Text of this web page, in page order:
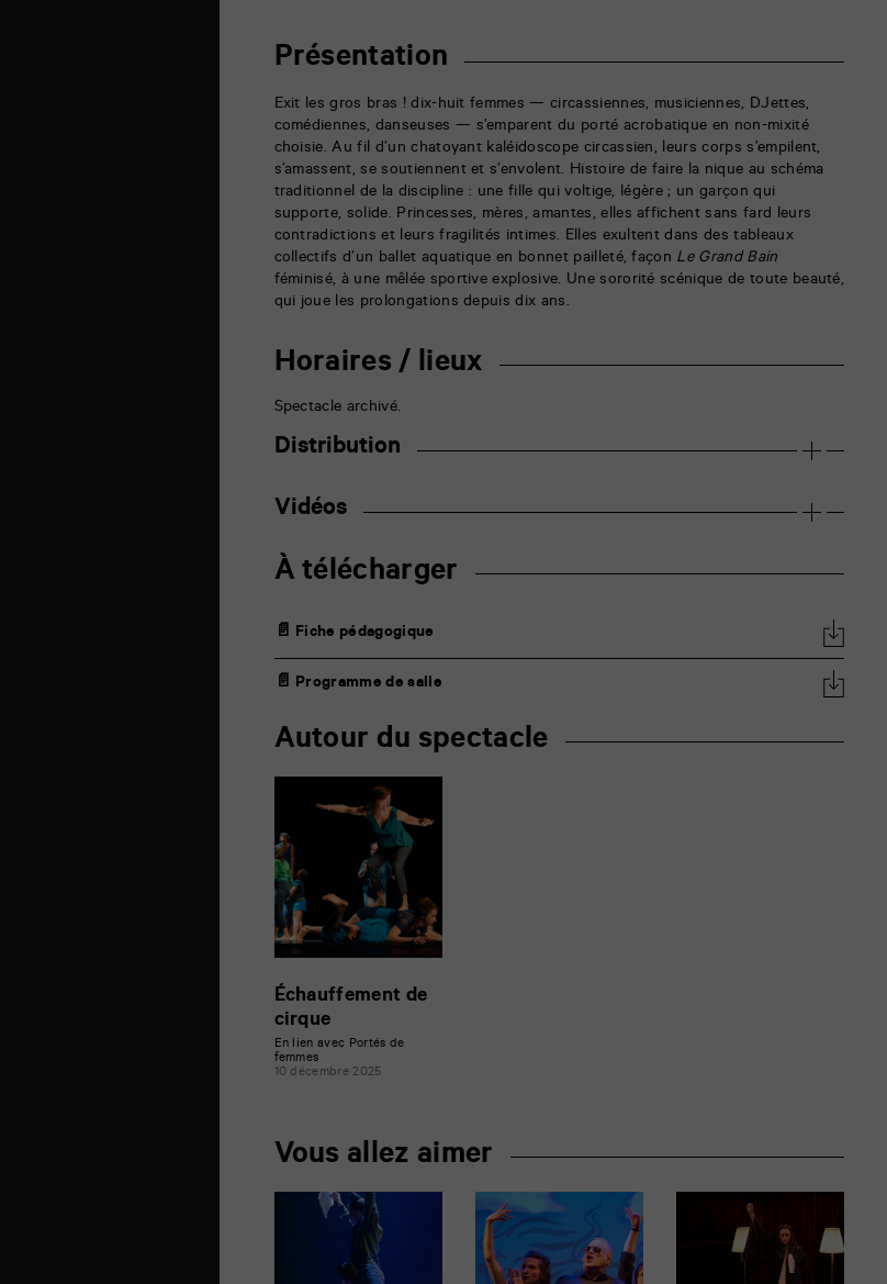
Présentation
Exit les gros bras ! dix-huit femmes — circassiennes, musiciennes, DJettes,
comédiennes, danseuses — s’emparent du porté acrobatique en non-mixité
choisie. Au fil d’un chatoyant kaléidoscope circassien, leurs corps s’empilent,
s’amassent, se soutiennent et s’envolent. Histoire de faire la nique au schéma
traditionnel de la discipline : une fille qui voltige, légère ; un garçon qui
supporte, solide. Princesses, mères, amantes, elles affichent sans fard leurs
contradictions et leurs fragilités intimes. Elles exultent dans des tableaux
collectifs d’un ballet aquatique en bonnet pailleté, façon Le Grand Bain
féminisé, à une mêlée sportive explosive. Une sororité scénique de toute beauté,
qui joue les prolongations depuis dix ans.
Horaires / lieux
Spectacle archivé.
Distribution
Vidéos
À télécharger
📄 Fiche pédagogique
📄 Programme de salle
Autour du spectacle
Échauffement de
cirque
En lien avec Portés de
femmes
10 décembre 2025
Vous allez aimer